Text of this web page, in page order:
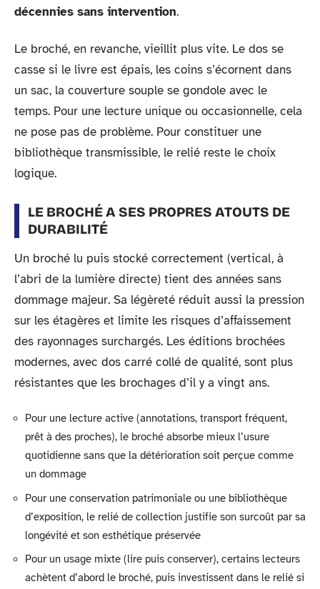
décennies sans intervention.
Le broché, en revanche, vieillit plus vite. Le dos se
casse si le livre est épais, les coins s’écornent dans
un sac, la couverture souple se gondole avec le
temps. Pour une lecture unique ou occasionnelle, cela
ne pose pas de problème. Pour constituer une
bibliothèque transmissible, le relié reste le choix
logique.
LE BROCHÉ A SES PROPRES ATOUTS DE
DURABILITÉ
Un broché lu puis stocké correctement (vertical, à
l’abri de la lumière directe) tient des années sans
dommage majeur. Sa légèreté réduit aussi la pression
sur les étagères et limite les risques d’affaissement
des rayonnages surchargés. Les éditions brochées
modernes, avec dos carré collé de qualité, sont plus
résistantes que les brochages d’il y a vingt ans.
Pour une lecture active (annotations, transport fréquent,
prêt à des proches), le broché absorbe mieux l’usure
quotidienne sans que la détérioration soit perçue comme
un dommage
Pour une conservation patrimoniale ou une bibliothèque
d’exposition, le relié de collection justifie son surcoût par sa
longévité et son esthétique préservée
Pour un usage mixte (lire puis conserver), certains lecteurs
achètent d’abord le broché, puis investissent dans le relié si